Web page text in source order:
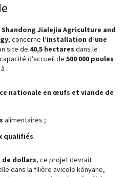
Shandong Jialejia Agriculture and
, concerne l’installation d’une
site de 40,5 hectares dans le
d’accueil de 500 000 poules
:
nationale en œufs et viande de
alimentaires ;
qualifiés.
de dollars, ce projet devrait
dans la filière avicole kényane,